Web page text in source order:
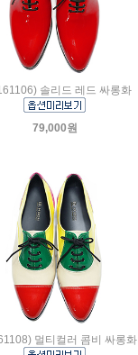
솔리드 레드 싸롱화
79,000원
멀티컬러 콤비 싸롱화